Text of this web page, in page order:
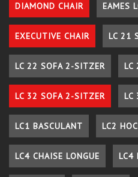
DIAMOND CHAIR EAMES
EXECUTIVE CHAIR LC 21
LC 22 SOFA 2-SITZER LC
LC 32 SOFA 2-SITZER LC
LC1 BASCULANT LC2
LC4 CHAISE LONGUE LC4